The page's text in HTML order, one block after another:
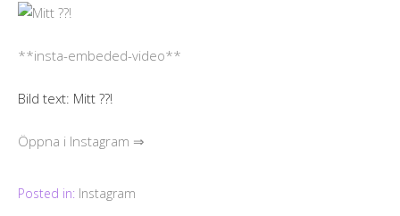
**insta-embeded-video**
Bild text: Mitt ??!
Öppna i Instagram ⇒
Posted in: Instagram